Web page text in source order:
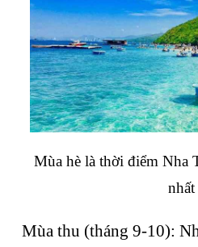
Mùa hè là thời điểm Nha
nhất
Mùa thu (tháng 9-10):